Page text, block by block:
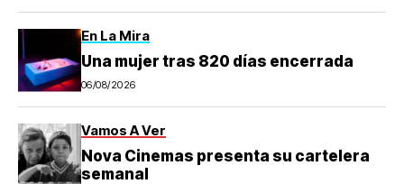
En La Mira
Una mujer tras 820 días encerrada
06/08/2026
Vamos A Ver
Nova Cinemas presenta su cartelera
semanal